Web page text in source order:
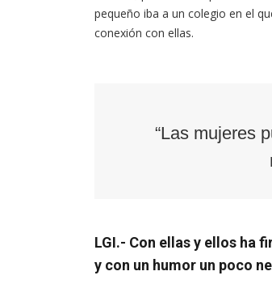
pequeño iba a un colegio en el
conexión con ellas.
“Las mujeres
LGI.- Con ellas y ellos ha
y con un humor un poco